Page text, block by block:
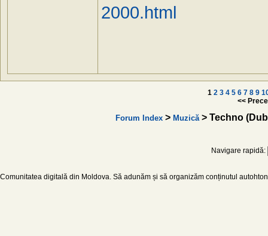
2000.html
1 2 3 4 5 6 7 8 9
<<
Forum Index> Muzică> Techno
Navigare rapidă:
Comunitatea digitală din Moldova. Să adunăm și să organizăm conținutul